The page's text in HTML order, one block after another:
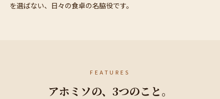
を選ばない、日々の食卓の名脇役です。
FEATURES
アホミソの、3つのこと。